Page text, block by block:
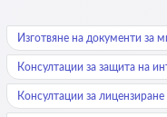
Изготвяне на документи за
Консултации за защита на
Консултации за